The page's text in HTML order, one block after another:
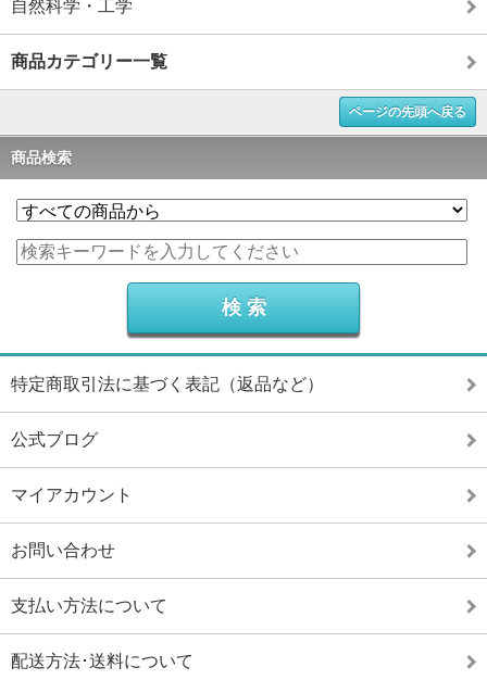
自然科学・工学
商品カテゴリー一覧
ページの先頭へ戻る
商品検索
特定商取引法に基づく表記（返品など）
公式ブログ
マイアカウント
お問い合わせ
支払い方法について
配送方法･送料について